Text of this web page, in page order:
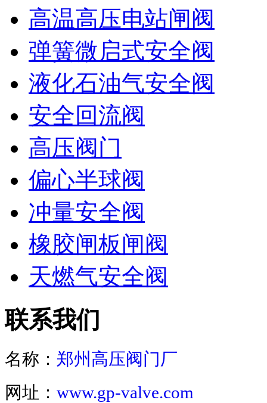
高温高压电站闸阀
弹簧微启式安全阀
液化石油气安全阀
安全回流阀
高压阀门
偏心半球阀
冲量安全阀
橡胶闸板闸阀
天燃气安全阀
联系我们
名称： 郑州高压阀门厂
网址： www.gp-valve.com